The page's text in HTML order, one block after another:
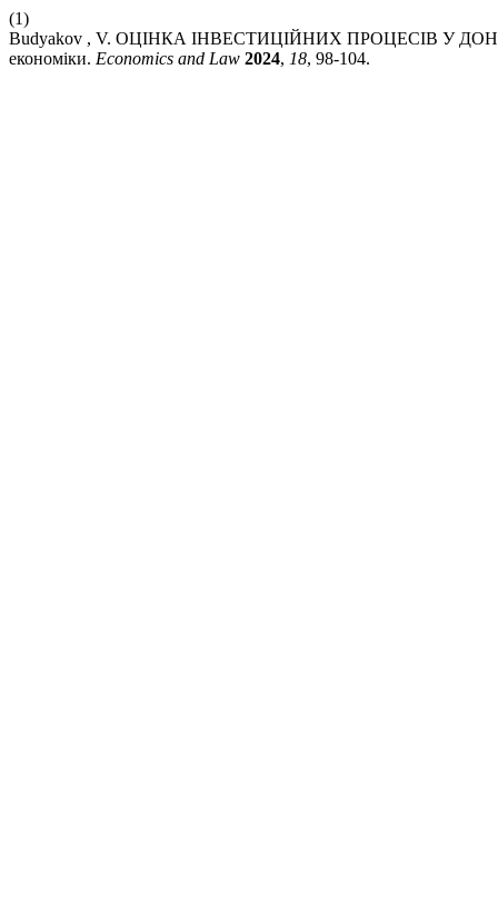
(1)
Budyakov , V. ОЦІНКА ІНВЕСТИЦІЙНИХ ПРОЦЕСІВ У
економіки. Economics and Law 2024, 18, 98-104.